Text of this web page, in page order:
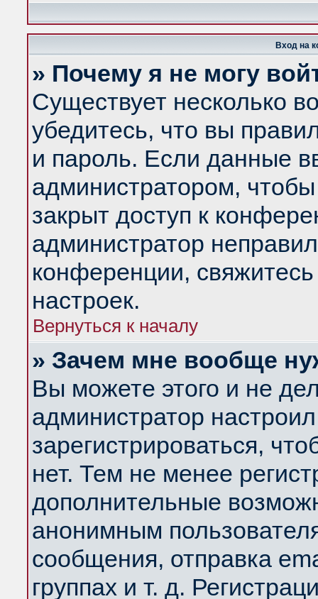
Вход на
» Почему я не могу
Существует несколько
убедитесь, что вы
и пароль. Если данные
администратором,
закрыт доступ к
администратор
конференции,
настроек.
Вернуться к началу
» Зачем мне вообще
Вы можете этого и не
администратор
зарегистрироваться,
нет. Тем не менее
дополнительные
анонимным
сообщения, отправка
группах и т. д.